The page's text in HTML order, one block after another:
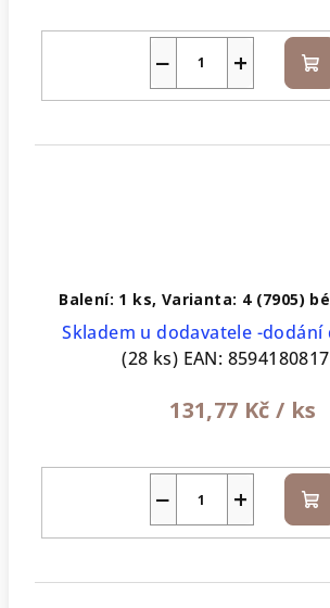
+
− Do
Balení: 1 ks, Varianta: 4 (7905)
Skladem u dodavatele -dodání
(28 ks) EAN:
131,77 Kč/ ks
+
− Do